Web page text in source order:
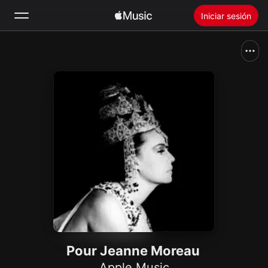
Iniciar sesión
Instalar Apple Music
Pour Jeanne Moreau